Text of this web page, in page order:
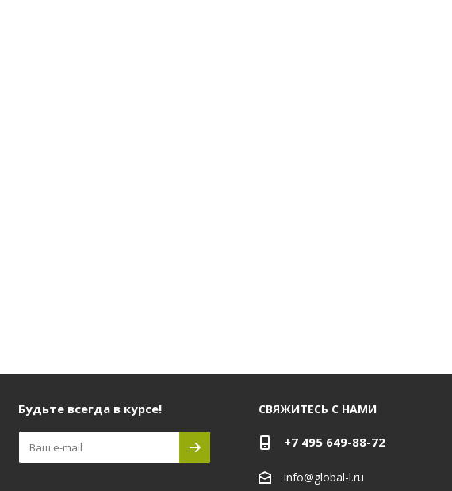
Будьте всегда в курсе! СВЯЖИТЕСЬ С НАМИ
+7 495 649-88-72
info@global-l.ru